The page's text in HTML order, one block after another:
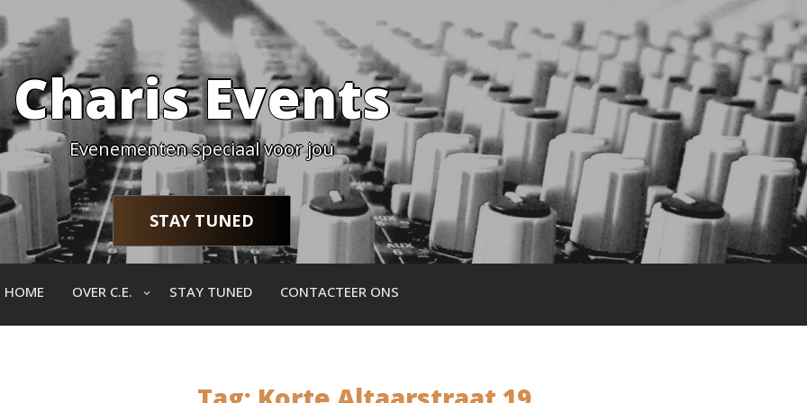
Charis Events
Evenementen speciaal voor jou
STAY TUNED
HOME OVER C.E. STAY TUNED CONTACTEER ONS